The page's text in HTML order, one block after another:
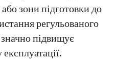
зони підготовки до
регульованого
підвищує